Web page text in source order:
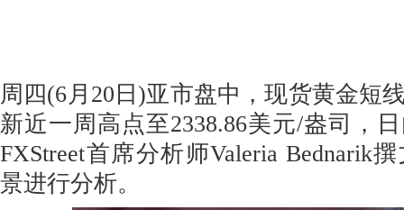
周四(6月20日)亚市盘中，现货黄金短
新近一周高点至2338.86美元/盎司，
FXStreet首席分析师Valeria Bednarik
景进行分析。